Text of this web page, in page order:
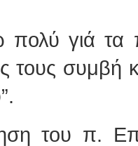
πολύ γιά
τους συμβή
του π.